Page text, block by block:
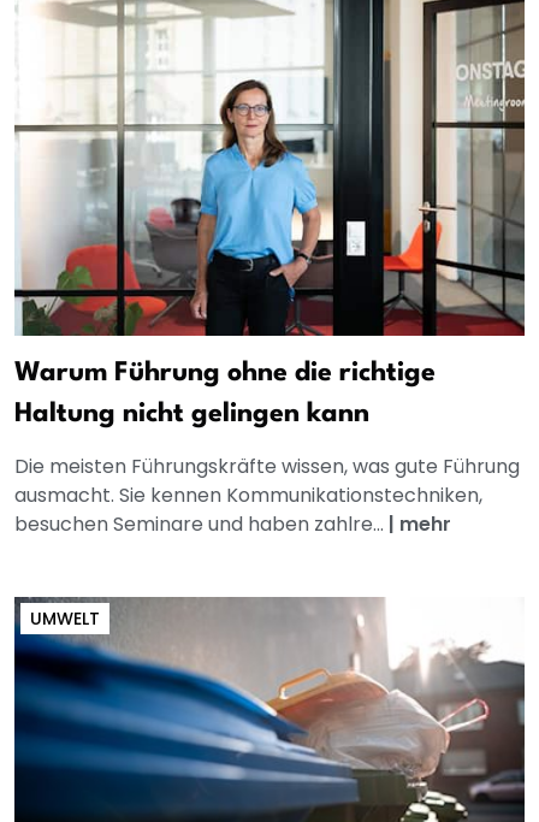
Warum Führung ohne die richtige
Haltung nicht gelingen kann
Die meisten Führungskräfte wissen, was gute Führung
ausmacht. Sie kennen Kommunikationstechniken,
besuchen Seminare und haben zahlre... | mehr
UMWELT